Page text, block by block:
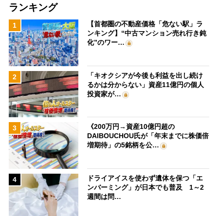
ランキング
1
【首都圏の不動産価格「危ない駅」ラ
ンキング】“中古マンション売れ行き鈍
化”のワー…
2
「キオクシアが今後も利益を出し続け
るかは分からない」資産11億円の個人
投資家が…
3
《200万円→資産10億円超の
DAIBOUCHOU氏が「年末までに株価倍
増期待」の5銘柄を公…
4
ドライアイスを使わず遺体を保つ「エ
ンバーミング」が日本でも普及 1～2
週間は問…